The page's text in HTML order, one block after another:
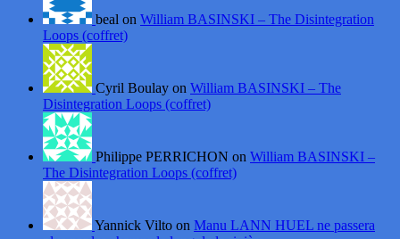
beal on William BASINSKI – The Disintegration
Loops (coffret)
Cyril Boulay on William BASINSKI – The
Disintegration Loops (coffret)
Philippe PERRICHON on William BASINSKI –
The Disintegration Loops (coffret)
Yannick Vilto on Manu LANN HUEL ne passera